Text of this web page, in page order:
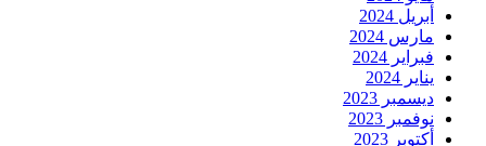
أبريل 2024
مارس 2024
فبراير 2024
يناير 2024
ديسمبر 2023
نوفمبر 2023
أكتوبر 2023